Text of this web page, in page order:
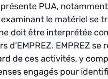
PUA,
le matériel se
doit être interprétée
d’EMPREZ. EMPREZ
de ces activités, y
engagés pour